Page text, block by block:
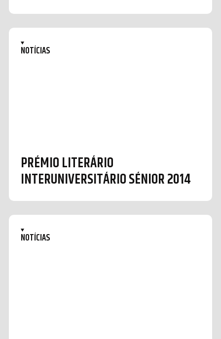
NOTÍCIAS
PRÉMIO LITERÁRIO
INTERUNIVERSITÁRIO SÉNIOR 2014
NOTÍCIAS